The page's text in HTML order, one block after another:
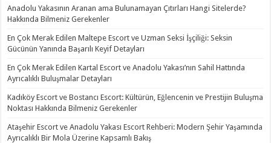
Anadolu Yakasının Aranan ama Bulunamayan Çıtırları Hangi Sitelerde?
Hakkında Bilmeniz Gerekenler
En Çok Merak Edilen Maltepe Escort ve Uzman Seksi İşçiliği: Seksin
Gücünün Yanında Başarılı Keyif Detayları
En Çok Merak Edilen Kartal Escort ve Anadolu Yakası’nın Sahil Hattında
Ayrıcalıklı Buluşmalar Detayları
Kadıköy Escort ve Bostancı Escort: Kültürün, Eğlencenin ve Prestijin Buluşma
Noktası Hakkında Bilmeniz Gerekenler
Ataşehir Escort ve Anadolu Yakası Escort Rehberi: Modern Şehir Yaşamında
Ayrıcalıklı Bir Mola Üzerine Kapsamlı Bakış